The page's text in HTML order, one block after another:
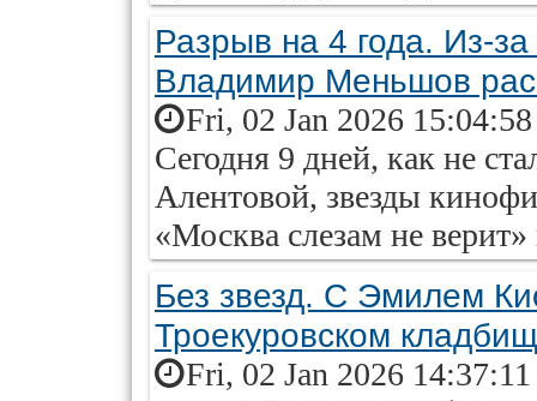
Разрыв на 4 года. Из-
Владимир Меньшов
Fri, 02 Jan 2026
Сегодня 9 дней, как не
Алентовой, звезды
«Москва слезам не
Без звезд. С Эмилем
Троекуровском
Fri, 02 Jan 2026